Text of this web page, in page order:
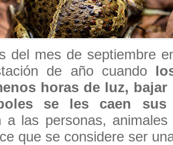
del mes de septiembre
de año cuando
horas de luz, bajar
se les caen
a las personas,
que se considere ser